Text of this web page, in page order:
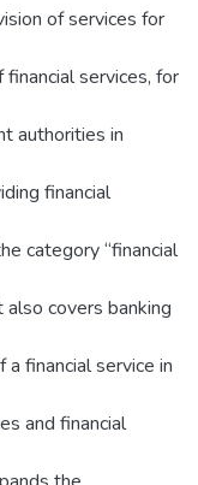
of services for
services, for
authorities in
financial
category “financial
also covers banking
financial service in
and financial